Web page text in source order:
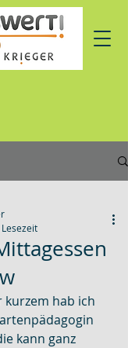
kurzem hab ich
kann ganz